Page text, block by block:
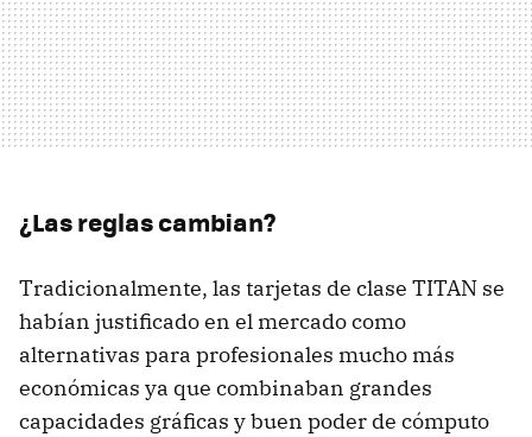
¿Las reglas cambian?
Tradicionalmente, las tarjetas de clase TITAN se
habían justificado en el mercado como
alternativas para profesionales mucho más
económicas ya que combinaban grandes
capacidades gráficas y buen poder de cómputo